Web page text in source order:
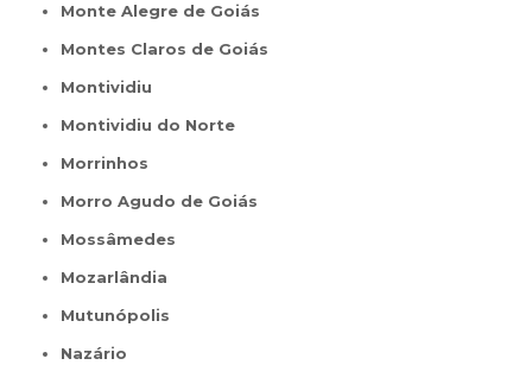
Monte Alegre de Goiás
Montes Claros de Goiás
Montividiu
Montividiu do Norte
Morrinhos
Morro Agudo de Goiás
Mossâmedes
Mozarlândia
Mutunópolis
Nazário